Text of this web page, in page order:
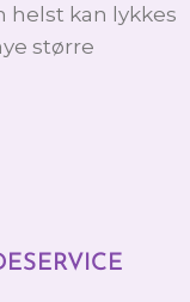
helst kan lykkes
større